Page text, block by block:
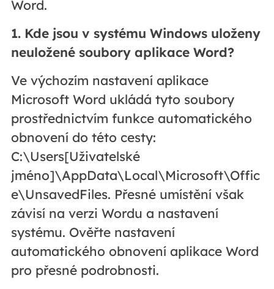
Word.
1. Kde jsou v systému Windows uloženy
neuložené soubory aplikace Word?
Ve výchozím nastavení aplikace
Microsoft Word ukládá tyto soubory
prostřednictvím funkce automatického
obnovení do této cesty:
C:\Users[Uživatelské
jméno]\AppData\Local\Microsoft\Offic
e\UnsavedFiles. Přesné umístění však
závisí na verzi Wordu a nastavení
systému. Ověřte nastavení
automatického obnovení aplikace Word
pro přesné podrobnosti.